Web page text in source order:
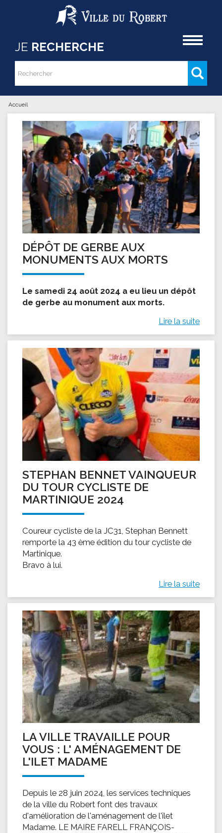
Aller au contenu principal
JE RECHERCHE
Formulaire de recherche
Rechercher
Vous êtes ici
Accueil
DÉPÔT DE GERBE AUX
MONUMENTS AUX MORTS
Le samedi 24 août 2024 a eu lieu un dépôt
de gerbe au monument aux morts.
Lire la suite
STEPHAN BENNET VAINQUEUR
DU TOUR CYCLISTE DE
MARTINIQUE 2024
Coureur cycliste de la JC31, Stephan Bennett
remporte la 43 ème édition du tour cycliste de
Martinique.
Bravo à lui.
Lire la suite
LA VILLE TRAVAILLE POUR
VOUS : L' AMÉNAGEMENT DE
L'ILET MADAME
Depuis le 28 juin 2024, les services techniques
de la ville du Robert font des travaux
d'amélioration de l'aménagement de l'îlet
Madame. LE MAIRE FARELL FRANÇOIS-